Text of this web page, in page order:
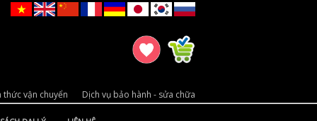
vận chuyển Dịch vụ bảo hành - sửa chữa